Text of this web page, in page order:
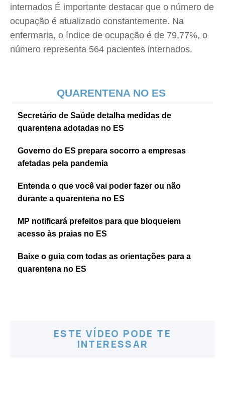
internados É importante destacar que o número de
ocupação é atualizado constantemente. Na
enfermaria, o índice de ocupação é de 79,77%, o
número representa 564 pacientes internados.
QUARENTENA NO ES
Secretário de Saúde detalha medidas de
quarentena adotadas no ES
Governo do ES prepara socorro a empresas
afetadas pela pandemia
Entenda o que você vai poder fazer ou não
durante a quarentena no ES
MP notificará prefeitos para que bloqueiem
acesso às praias no ES
Baixe o guia com todas as orientações para a
quarentena no ES
ESTE VÍDEO PODE TE
INTERESSAR